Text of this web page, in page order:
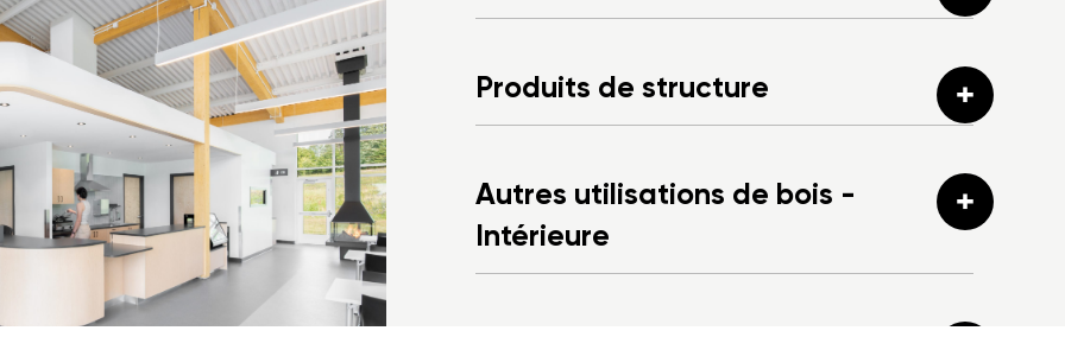
Produits de structure
Autres utilisations de bois -
Intérieure